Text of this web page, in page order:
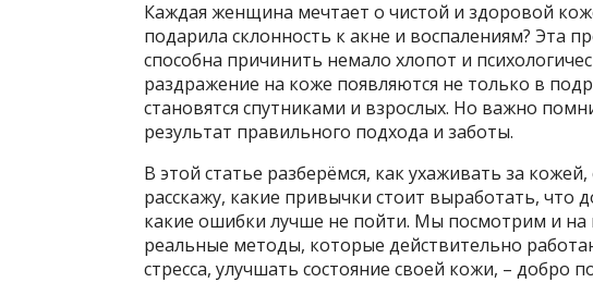
Каждая женщина мечтает о чистой и здоровой
подарила склонность к акне и воспалениям? Эта
способна причинить немало хлопот и
раздражение на коже появляются не только в
становятся спутниками и взрослых. Но важно
результат правильного подхода и заботы.
В этой статье разберёмся, как ухаживать за
расскажу, какие привычки стоит выработать, что
какие ошибки лучше не пойти. Мы посмотрим и на
реальные методы, которые действительно
стресса, улучшать состояние своей кожи, – добро